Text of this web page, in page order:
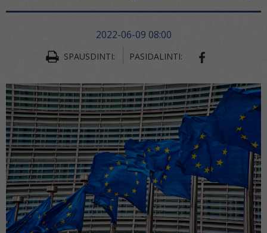
2022-06-09 08:00
SPAUSDINTI: PASIDALINTI: